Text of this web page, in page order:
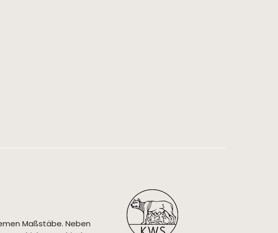
Maßstäbe. Neben